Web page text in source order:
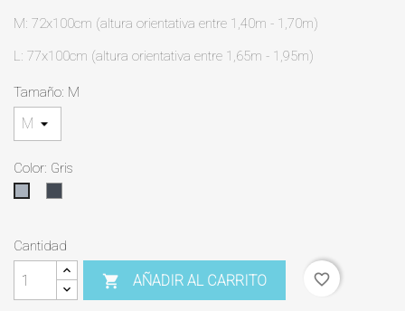
M: 72x100cm (altura orientativa entre 1,40m - 1,70m)
L: 77x100cm (altura orientativa entre 1,65m - 1,95m)
Tamaño: M
Color: Gris
Cantidad
 AÑADIR AL CARRITO favorite_border